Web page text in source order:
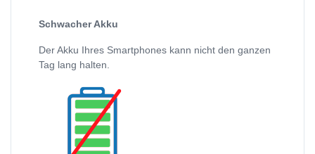
Schwacher Akku
Der Akku Ihres Smartphones kann nicht den ganzen
Tag lang halten.